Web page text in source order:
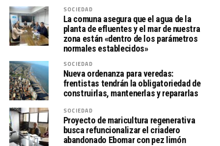
SOCIEDAD
La comuna asegura que el agua de la
planta de efluentes y el mar de nuestra
zona están «dentro de los parámetros
normales establecidos»
SOCIEDAD
Nueva ordenanza para veredas:
frentistas tendrán la obligatoriedad de
construirlas, mantenerlas y repararlas
SOCIEDAD
Proyecto de maricultura regenerativa
busca refuncionalizar el criadero
abandonado Ebomar con pez limón